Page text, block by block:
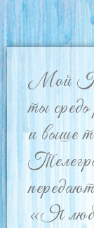
Мой
ты
и выше
«Я